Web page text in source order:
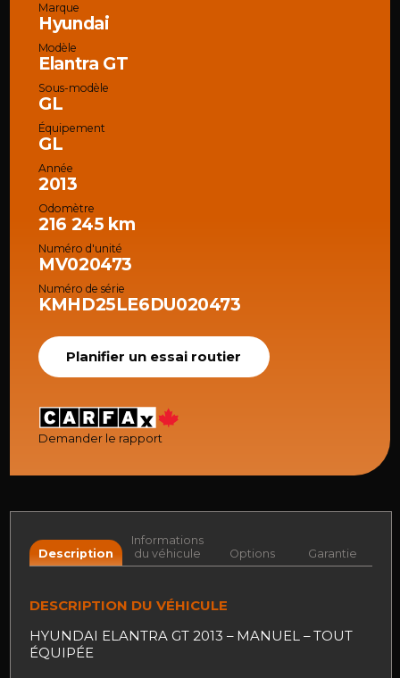
Marque
Hyundai
Modèle
Elantra GT
Sous-modèle
GL
Équipement
GL
Année
2013
Odomètre
216 245 km
Numéro d'unité
MV020473
Numéro de série
KMHD25LE6DU020473
Planifier un essai routier
Demander le rapport
Description
Informations
du véhicule
Options Garantie
DESCRIPTION DU VÉHICULE
HYUNDAI ELANTRA GT 2013 – MANUEL – TOUT
ÉQUIPÉE